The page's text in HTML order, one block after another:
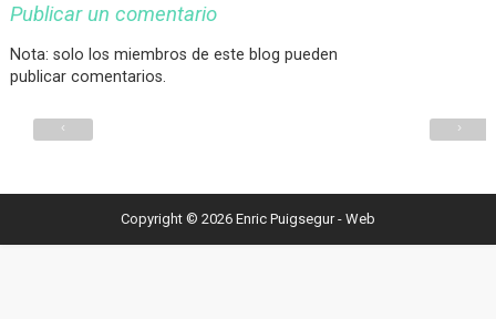
Publicar un comentario
Nota: solo los miembros de este blog pueden
publicar comentarios.
‹ ›
Copyright © 2026 Enric Puigsegur - Web